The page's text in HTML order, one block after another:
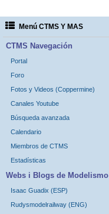
Menú CTMS Y MAS
CTMS Navegación
Portal
Foro
Fotos y Videos (Coppermine)
Canales Youtube
Búsqueda avanzada
Calendario
Miembros de CTMS
Estadísticas
Webs i Blogs de Modelismo
Isaac Guadix (ESP)
Rudysmodelrailway (ENG)